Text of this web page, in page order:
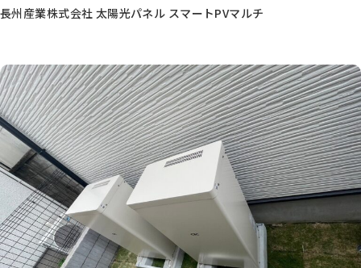
長州産業株式会社 太陽光パネル スマートPVマルチ